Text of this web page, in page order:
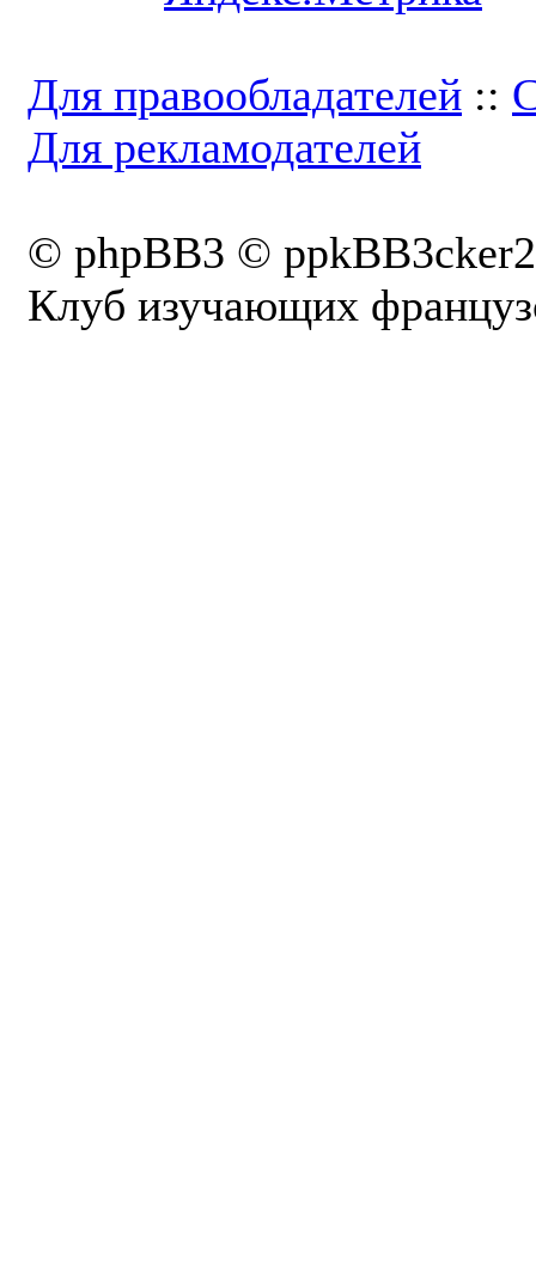
Для правообладателей ::
Для рекламодателей
© phpBB3 ©
Клуб изучающих